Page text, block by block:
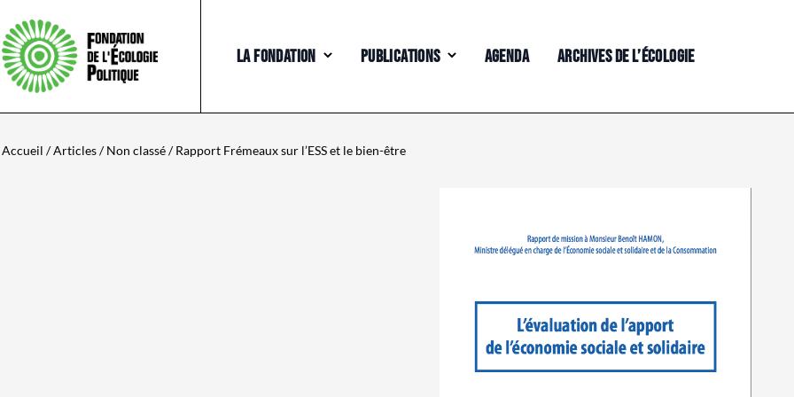
LA FONDATION PUBLICATIONS AGENDA ARCHIVES DE L’ÉCOLOGIE
Accueil /Articles/Non classé/ Rapport Frémeaux sur l’ESS et le bien-être